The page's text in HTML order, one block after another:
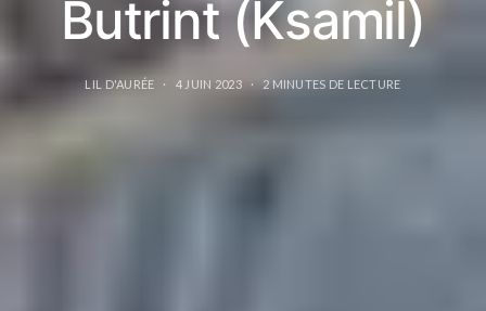
Butrint (Ksamil)
LIL D'AURÉE 4 JUIN 2023 2 MINUTES DE LECTURE